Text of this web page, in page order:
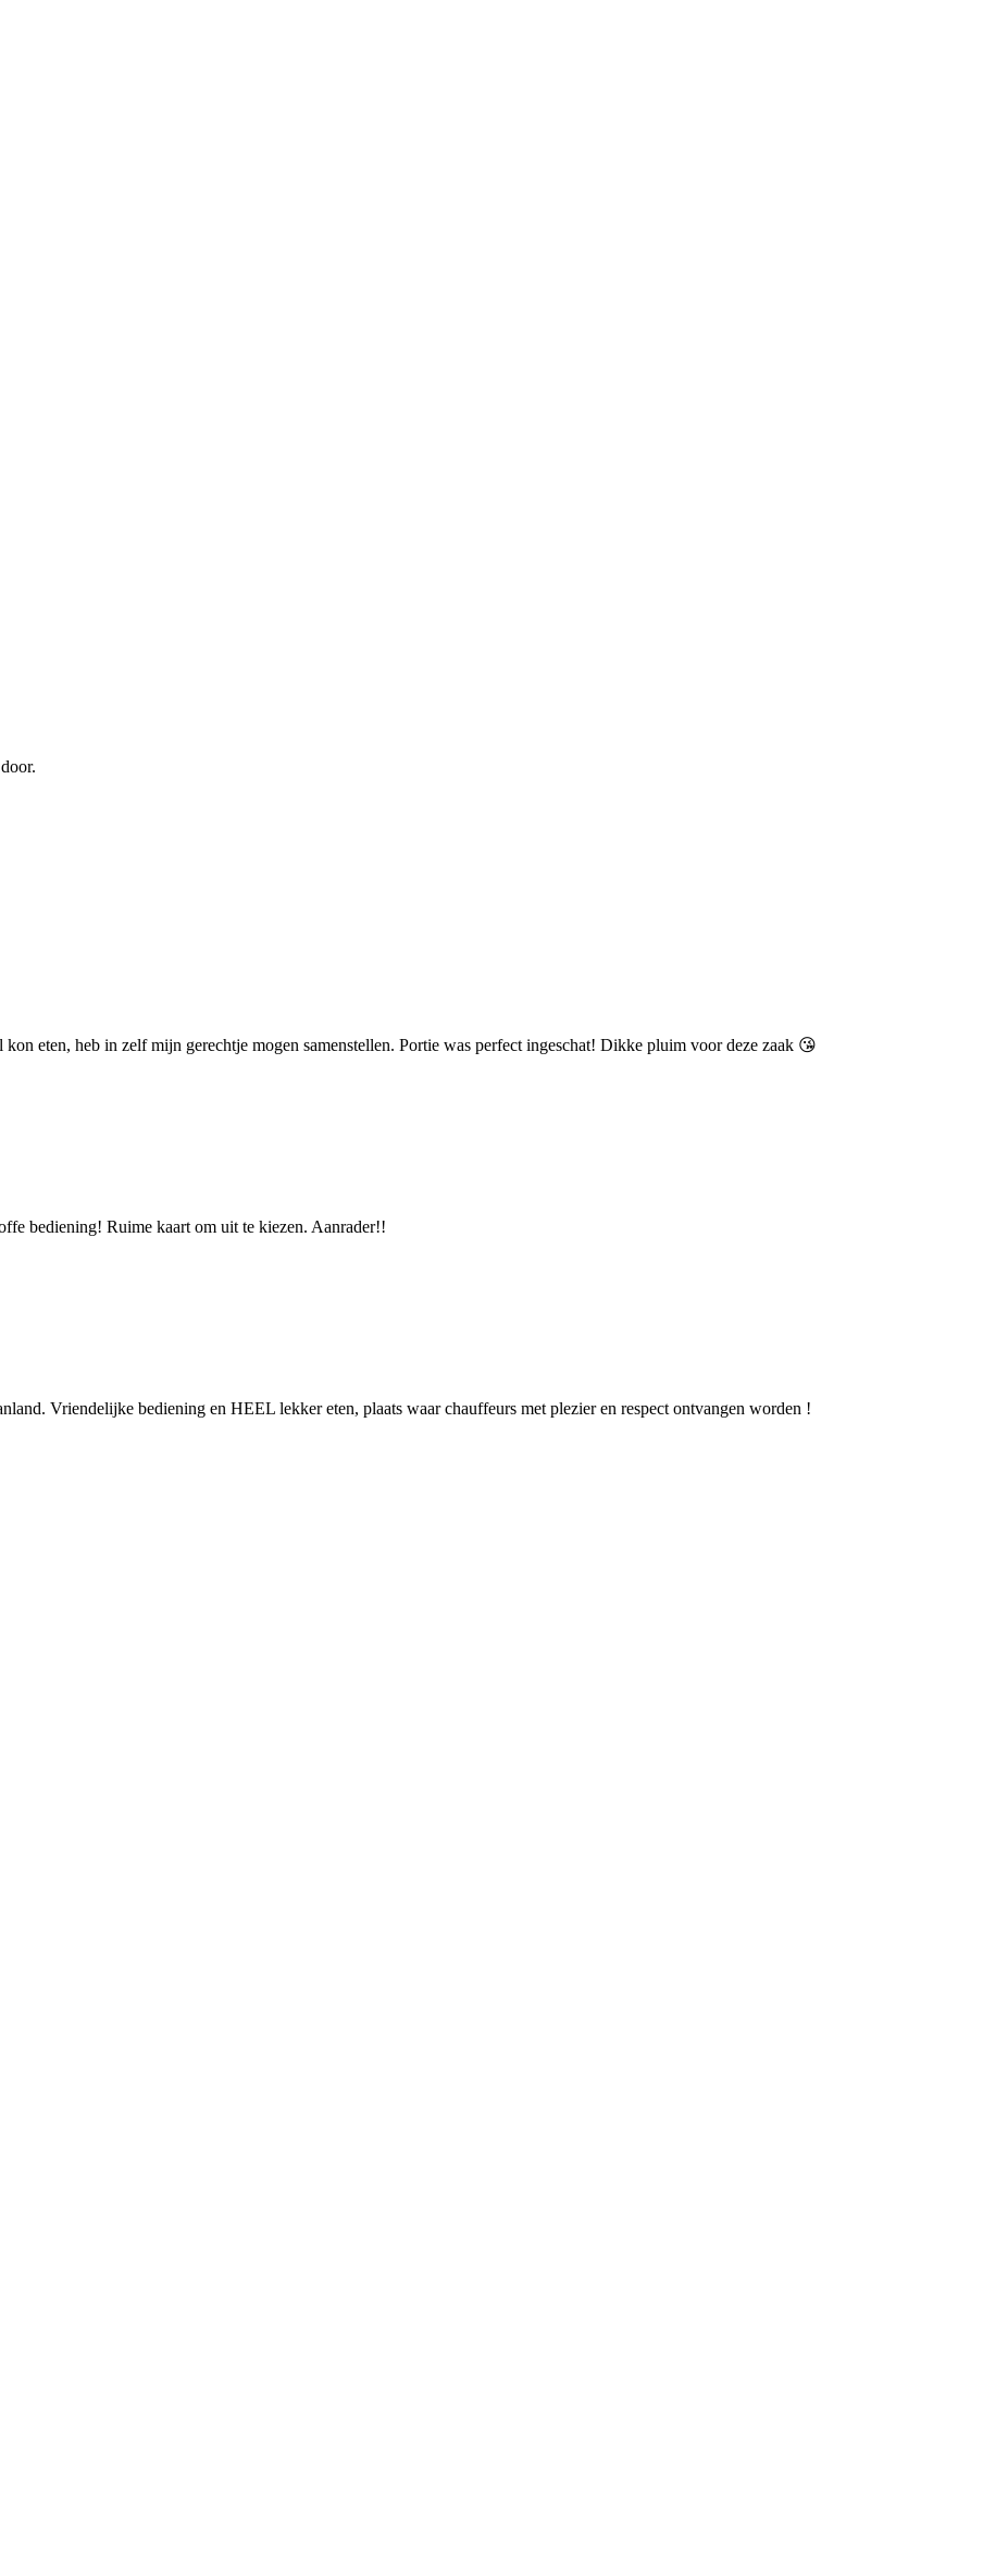
eten, heb in zelf mijn gerechtje mogen samenstellen. Portie was perfect ingeschat! Dikke pluim voor deze zaak 😘
bediening! Ruime kaart om uit te kiezen. Aanrader!!
Vriendelijke bediening en HEEL lekker eten, plaats waar chauffeurs met plezier en respect ontvangen worden !